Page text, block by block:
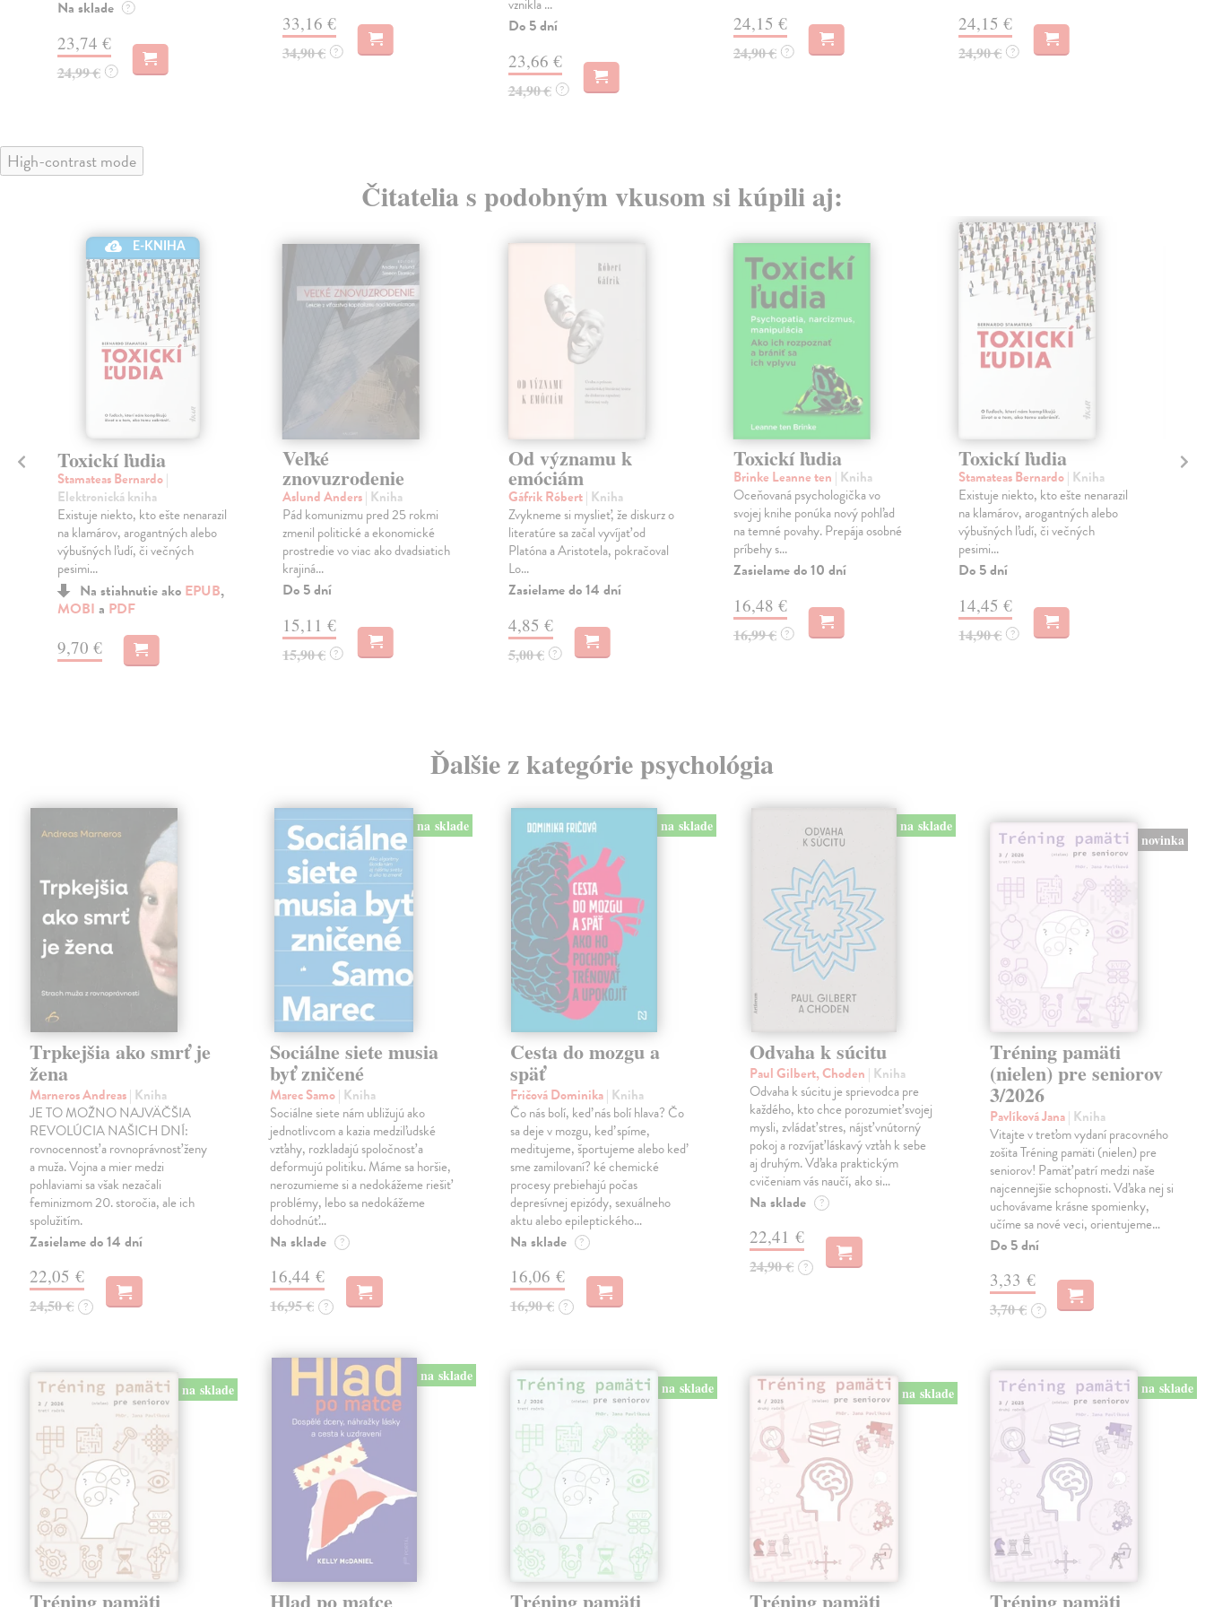
Na sklade ?
23,74 €
24,99 € ?
33,16 €
34,90 € ?
vznikla ...
Do 5 dní
23,66 €
24,90 € ?
24,15 €
24,90 € ?
24,15 €
24,90 € ?
High-contrast mode
Čitatelia s podobným vkusom si kúpili aj:
E-KNIHA
Toxickí ľudia
Stamateas Bernardo|
Elektronická kniha
Existuje niekto, kto ešte nenarazil
na klamárov, arogantných alebo
výbušných ľudí, či večných
pesimi...
Na stiahnutie ako EPUB,
MOBI a PDF
9,70 €
Veľké
znovuzrodenie
Aslund Anders| Kniha
Pád komunizmu pred 25 rokmi
zmenil politické a ekonomické
prostredie vo viac ako dvadsiatich
krajiná...
Do 5 dní
15,11 €
15,90 € ?
Od významu k
emóciám
Gáfrik Róbert| Kniha
Zvykneme si myslieť, že diskurz o
literatúre sa začal vyvíjať od
Platóna a Aristotela, pokračoval
Lo...
Zasielame do 14 dní
4,85 €
5,00 € ?
Toxickí ľudia
Brinke Leanne ten | Kniha
Oceňovaná psychologička vo
svojej knihe ponúka nový pohľad
na temné povahy. Prepája osobné
príbehy s...
Zasielame do 10 dní
16,48 €
16,99 € ?
Toxickí ľudia
Stamateas Bernardo| Kniha
Existuje niekto, kto ešte nenarazil
na klamárov, arogantných alebo
výbušných ľudí, či večných
pesimi...
Do 5 dní
14,45 €
14,90 € ?
Ďalšie z kategórie psychológia
Trpkejšia ako smrť je
žena
Marneros Andreas| Kniha
JE TO MOŽNO NAJVÄČŠIA
REVOLÚCIA NAŠICH DNÍ:
rovnocennosť a rovnoprávnosť ženy
a muža. Vojna a mier medzi
pohlaviami sa však nezačali
feminizmom 20. storočia, ale ich
spolužitím.
Zasielame do 14 dní
22,05 €
24,50 € ?
na sklade
Sociálne siete musia
byť zničené
Marec Samo| Kniha
Sociálne siete nám ubližujú ako
jednotlivcom a kazia medziľudské
vzťahy, rozkladajú spoločnosť a
deformujú politiku. Máme sa horšie,
nerozumieme si a nedokážeme riešiť
problémy, lebo sa nedokážeme
dohodnúť…
Na sklade ?
16,44 €
16,95 € ?
na sklade
Cesta do mozgu a
späť
Fričová Dominika| Kniha
Čo nás bolí, keď nás bolí hlava? Čo
sa deje v mozgu, keď spíme,
meditujeme, športujeme alebo keď
sme zamilovaní? ké chemické
procesy prebiehajú počas
depresívnej epizódy, sexuálneho
aktu alebo epileptického…
Na sklade ?
16,06 €
16,90 € ?
na sklade
Odvaha k súcitu
Paul Gilbert, Choden | Kniha
Odvaha k súcitu je sprievodca pre
každého, kto chce porozumieť svojej
mysli, zvládať stres, nájsť vnútorný
pokoj a rozvíjať láskavý vzťah k sebe
aj druhým. Vďaka praktickým
cvičeniam vás naučí, ako si…
Na sklade ?
22,41 €
24,90 € ?
novinka
Tréning pamäti
(nielen) pre seniorov
3/2026
Pavlíková Jana| Kniha
Vitajte v treťom vydaní pracovného
zošita Tréning pamäti (nielen) pre
seniorov! Pamäť patrí medzi naše
najcennejšie schopnosti. Vďaka nej si
uchovávame krásne spomienky,
učíme sa nové veci, orientujeme…
Do 5 dní
3,33 €
3,70 € ?
na sklade
na sklade
na sklade na sklade na sklade